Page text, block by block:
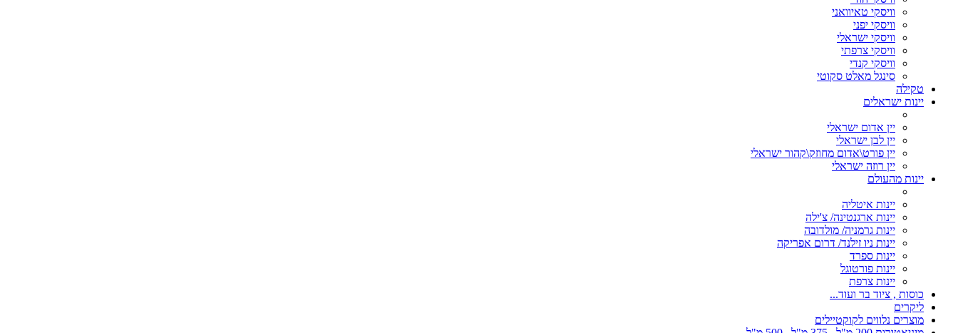
וויסקי טאיוואני
וויסקי יפני
וויסקי ישראלי
וויסקי צרפתי
וויסקי קנדי
סינגל מאלט סקוטי
טקילה
יינות ישראלים
יין אדום ישראלי
יין לבן ישראלי
יין פורט\אדום מחוזק\קהור ישראלי
יין רוזה ישראלי
יינות מהעולם
יינות איטליה
יינות ארגנטינה/ צ'ילה
יינות גרמניה/ מולדובה
יינות ניו זילנד/ דרום אפריקה
יינות ספרד
יינות פורטוגל
יינות צרפת
כוסות , ציוד בר ועוד...
ליקרים
מוצרים נלווים לקוקטיילים